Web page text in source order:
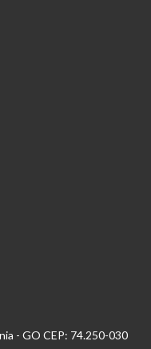
- GO CEP: 74.250-030